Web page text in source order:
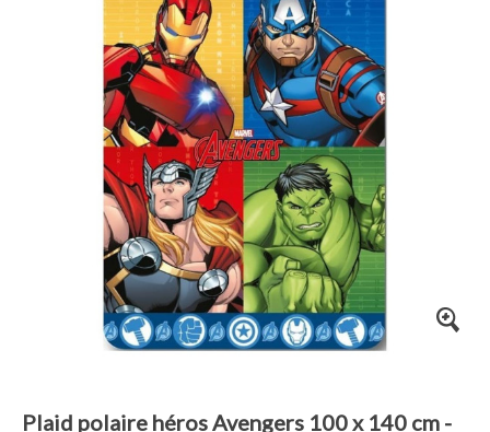
Plaid polaire héros Avengers 100 x 140 cm -